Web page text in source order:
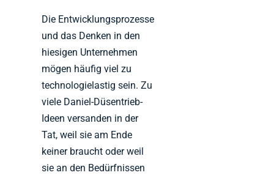
Die Entwicklungsprozesse
und das Denken in den
hiesigen Unternehmen
mögen häufig viel zu
technologielastig sein. Zu
viele Daniel-Düsentrieb-
Ideen versanden in der
Tat, weil sie am Ende
keiner braucht oder weil
sie an den Bedürfnissen